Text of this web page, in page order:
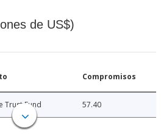
de US$)
Compromisos
Trust Fund 57.40